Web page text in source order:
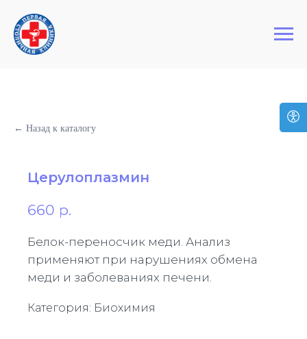
Первая Столичная Клиника
← Назад к каталогу
Церулоплазмин
660 р.
Белок-переносчик меди. Анализ
применяют при нарушениях обмена
меди и заболеваниях печени.
Категория: Биохимия